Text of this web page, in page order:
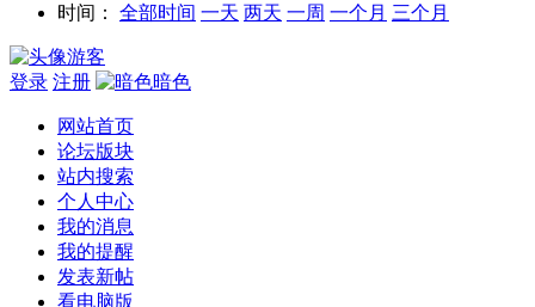
时间：
全部时间 一天 两天 一周 一个月 三个月
游客
登录 注册 暗色
网站首页
论坛版块
站内搜索
个人中心
我的消息
我的提醒
发表新帖
看电脑版